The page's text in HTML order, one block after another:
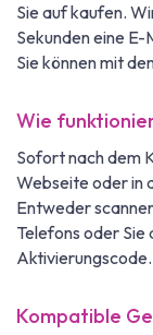
Sie auf kaufen.
Sekunden eine
Sie können mit
Wie
Sofort nach dem
Webseite oder in
Entweder
Telefons oder
Aktivierungscode.
Kompatible